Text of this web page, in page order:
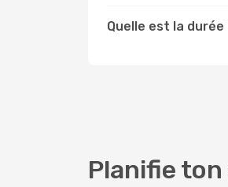
Quelle est la durée
Planifie ton